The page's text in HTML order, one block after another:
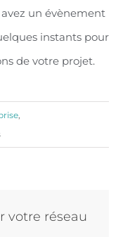
un évènement
instants pour
de votre projet.
,
sur
votre réseau